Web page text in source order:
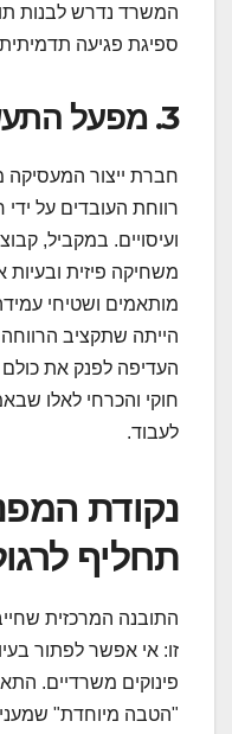
המשרד נדרש לבנות
ספיגת פגיעה
3. מפעל התעשייה המסורתית
חברת ייצור
רווחת העובדים על ידי
ועיסויים. במקביל,
משחיקה פיזית ובעיות
מותאמים ושטיחי
הייתה שתקציב
העדיפה לפנק את
חוקי והכרחי לאלו
לעבוד.
נקודת
תחליף
התובנה המרכזית
זו: אי אפשר לפתור
פינוקים משרדיים.
"הטבה מיוחדת"